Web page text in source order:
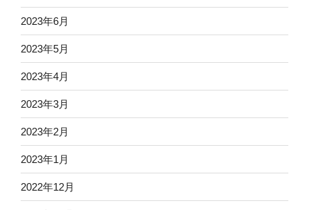
2023年6月
2023年5月
2023年4月
2023年3月
2023年2月
2023年1月
2022年12月